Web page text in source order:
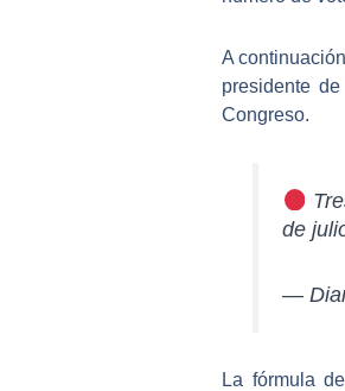
A
presidente
Congreso.
de
—
La fórmula